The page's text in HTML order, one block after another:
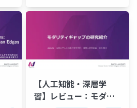
【人工知能・深層学
習】レビュー：モダリ